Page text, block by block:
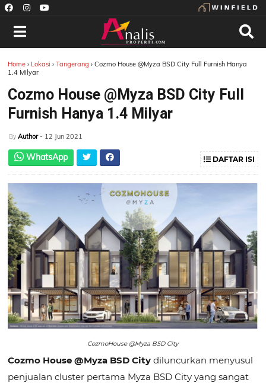
Home › Lokasi › Tangerang› Cozmo House @Myza BSD City Full Furnish Hanya
1.4 Milyar
Cozmo House @Myza BSD City Full
Furnish Hanya 1.4 Milyar
By Author - 12 Jun 2021
WhatsApp DAFTAR ISI
CozmoHouse @Myza BSD City
Cozmo House @Myza BSD City diluncurkan menyusul
penjualan cluster pertama Myza BSD City yang sangat